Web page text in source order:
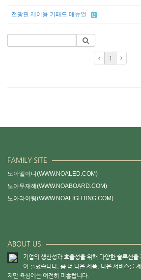
전광판 제어용 키패드 매뉴얼
1
FAMILY SITE
노아엘이디(WWW.NOALED.COM)
노아무재해(WWW.NOABOARD.COM)
노아라이팅(WWW.NOALIGHTING.COM)
ABOUT US
기업의 생산성과 효율성을 위해 다양한 솔루션
이 흘렀습니다. 좀 더 나은 제품, 나은 서비스를
지만 욕심에는 여전히 미흡합니다.